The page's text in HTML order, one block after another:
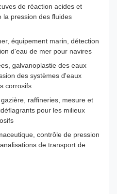
de réaction acides et
la pression des fluides
équipement marin, détection
d'eau de mer pour navires
galvanoplastie des eaux
des systèmes d'eaux
corrosifs
raffineries, mesure et
pour les milieux
contrôle de pression
de transport de